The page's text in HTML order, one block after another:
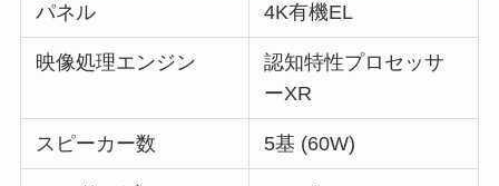
パネル 4K有機EL
映像処理エンジン
認知特性プロセッサ
ーXR
スピーカー数 5基 (60W)